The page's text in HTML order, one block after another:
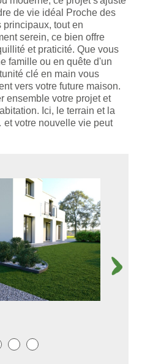
de vie idéal Proche des
principaux, tout en
serein, ce bien offre
et praticité. Que vous
famille ou en quête d'un
clé en main vous
vers votre future maison.
ensemble votre projet et
Ici, le terrain et la
votre nouvelle vie peut